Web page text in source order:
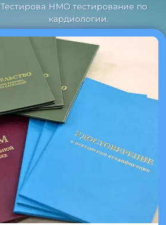
ТестированиеНМО тестирование по
кардиологии.